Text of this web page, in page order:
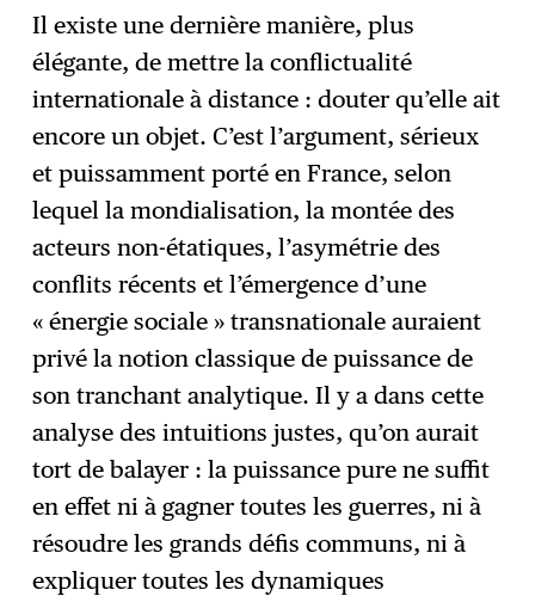
Il existe une dernière manière, plus
élégante, de mettre la conflictualité
internationale à distance : douter qu’elle ait
encore un objet. C’est l’argument, sérieux
et puissamment porté en France, selon
lequel la mondialisation, la montée des
acteurs non-étatiques, l’asymétrie des
conflits récents et l’émergence d’une
« énergie sociale » transnationale auraient
privé la notion classique de puissance de
son tranchant analytique. Il y a dans cette
analyse des intuitions justes, qu’on aurait
tort de balayer : la puissance pure ne suffit
en effet ni à gagner toutes les guerres, ni à
résoudre les grands défis communs, ni à
expliquer toutes les dynamiques